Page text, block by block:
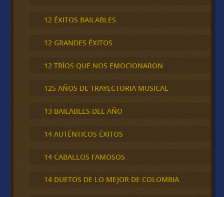
12 ÉXITOS BAILABLES
12 GRANDES ÉXITOS
12 TRÍOS QUE NOS EMOCIONARON
125 AÑOS DE TRAYECTORIA MUSICAL
13 BAILABLES DEL AÑO
14 AUTÉNTICOS ÉXITOS
14 CABALLOS FAMOSOS
14 DUETOS DE LO MEJOR DE COLOMBIA